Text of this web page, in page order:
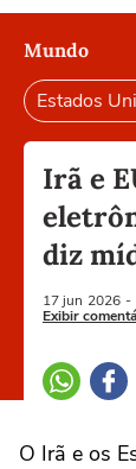
Mundo
Estados
Irã e
diz
17 jun 2026 -
Exibir
O Irã e os